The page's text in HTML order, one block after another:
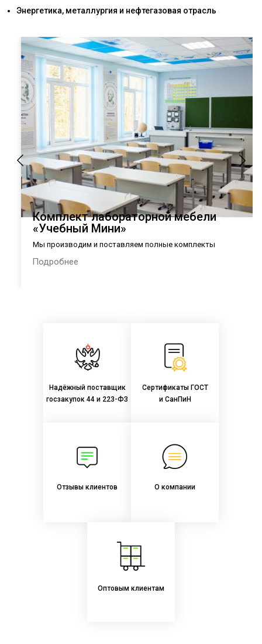
Энергетика, металлургия и нефтегазовая отрасль
Комплект лабораторной мебели
«Учебный Мини»
Мы производим и поставляем полные комплекты
лабораторной мебели в общеобразовательные организации
Подробнее
Надёжный поставщик
госзакупок 44 и 223-ФЗ
Сертификаты ГОСТ
и СанПиН
Отзывы клиентов О компании
Оптовым клиентам